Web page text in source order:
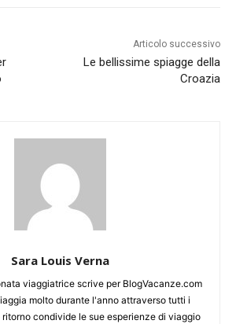
Articolo successivo
Le bellissime spiagge della
Croazia
Sara Louis Verna
viaggiatrice scrive per BlogVacanze.com
molto durante l'anno attraverso tutti i
condivide le sue esperienze di viaggio